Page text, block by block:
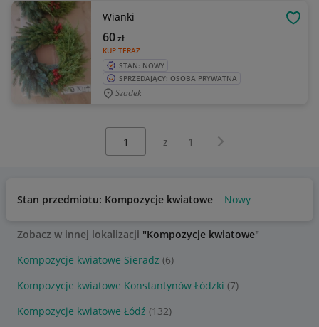
Wianki
KUP TERAZ
60zł
STAN: NOWY
SPRZEDAJĄCY: OSOBA PRYWATNA
Szadek
z 1 Następna strona
Stan przedmiotu: Kompozycje kwiatowe Nowy
Zobacz w innej lokalizacji "Kompozycje kwiatowe"
Kompozycje kwiatowe Sieradz (6)
Kompozycje kwiatowe Konstantynów Łódzki (7)
Kompozycje kwiatowe Łódź (132)